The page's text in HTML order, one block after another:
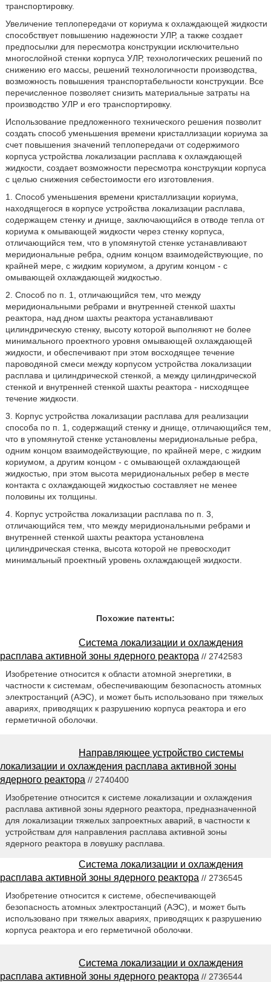
транспортировку.
Увеличение теплопередачи от кориума к охлаждающей жидкости
способствует повышению надежности УЛР, а также создает
предпосылки для пересмотра конструкции исключительно
многослойной стенки корпуса УЛР, технологических решений по
снижению его массы, решений технологичности производства,
возможность повышения транспортабельности конструкции. Все
перечисленное позволяет снизить материальные затраты на
производство УЛР и его транспортировку.
Использование предложенного технического решения позволит
создать способ уменьшения времени кристаллизации кориума за
счет повышения значений теплопередачи от содержимого
корпуса устройства локализации расплава к охлаждающей
жидкости, создает возможности пересмотра конструкции корпуса
с целью снижения себестоимости его изготовления.
1. Способ уменьшения времени кристаллизации кориума,
находящегося в корпусе устройства локализации расплава,
содержащем стенку и днище, заключающийся в отводе тепла от
кориума к омывающей жидкости через стенку корпуса,
отличающийся тем, что в упомянутой стенке устанавливают
меридиональные ребра, одним концом взаимодействующие, по
крайней мере, с жидким кориумом, а другим концом - с
омывающей охлаждающей жидкостью.
2. Способ по п. 1, отличающийся тем, что между
меридиональными ребрами и внутренней стенкой шахты
реактора, над дном шахты реактора устанавливают
цилиндрическую стенку, высоту которой выполняют не более
минимального проектного уровня омывающей охлаждающей
жидкости, и обеспечивают при этом восходящее течение
пароводяной смеси между корпусом устройства локализации
расплава и цилиндрической стенкой, а между цилиндрической
стенкой и внутренней стенкой шахты реактора - нисходящее
течение жидкости.
3. Корпус устройства локализации расплава для реализации
способа по п. 1, содержащий стенку и днище, отличающийся тем,
что в упомянутой стенке установлены меридиональные ребра,
одним концом взаимодействующие, по крайней мере, с жидким
кориумом, а другим концом - с омывающей охлаждающей
жидкостью, при этом высота меридиональных ребер в месте
контакта с охлаждающей жидкостью составляет не менее
половины их толщины.
4. Корпус устройства локализации расплава по п. 3,
отличающийся тем, что между меридиональными ребрами и
внутренней стенкой шахты реактора установлена
цилиндрическая стенка, высота которой не превосходит
минимальный проектный уровень охлаждающей жидкости.
Похожие патенты:
Система локализации и охлаждения
расплава активной зоны ядерного реактора // 2742583
Изобретение относится к области атомной энергетики, в
частности к системам, обеспечивающим безопасность атомных
электростанций (АЭС), и может быть использовано при тяжелых
авариях, приводящих к разрушению корпуса реактора и его
герметичной оболочки.
Направляющее устройство системы
локализации и охлаждения расплава активной зоны
ядерного реактора // 2740400
Изобретение относится к системе локализации и охлаждения
расплава активной зоны ядерного реактора, предназначенной
для локализации тяжелых запроектных аварий, в частности к
устройствам для направления расплава активной зоны
ядерного реактора в ловушку расплава.
Система локализации и охлаждения
расплава активной зоны ядерного реактора // 2736545
Изобретение относится к системе, обеспечивающей
безопасность атомных электростанций (АЭС), и может быть
использовано при тяжелых авариях, приводящих к разрушению
корпуса реактора и его герметичной оболочки.
Система локализации и охлаждения
расплава активной зоны ядерного реактора // 2736544